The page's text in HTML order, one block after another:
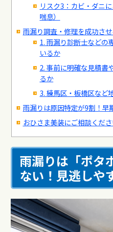
リスク3：カビ・ダニ
喘息）
雨漏り調査・修理を成功さ
1. 雨漏り診断士などの
いるか
2. 事前に明確な見積書
るか
3. 練馬区・板橋区など
雨漏りは原因特定が9割！早
おひさま美装にご相談くだ
雨漏りは「ポタ
ない！見逃しや